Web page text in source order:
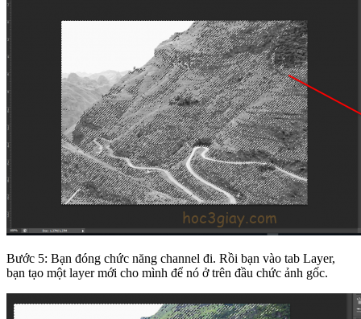
Bước 5: Bạn đóng chức năng channel đi. Rồi bạn vào tab Layer,
bạn tạo một layer mới cho mình để nó ở trên đầu chức ảnh gốc.